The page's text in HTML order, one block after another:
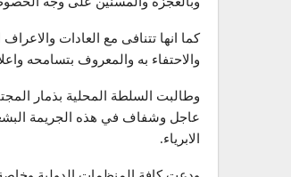
كما انها تتنافى مع العادات
والاحتفاء به والمعروف بتسامحه
وطالبت السلطة المحلية بذمار
عاجل وشفاف في هذه الجريمة البشعة
الابرياء.